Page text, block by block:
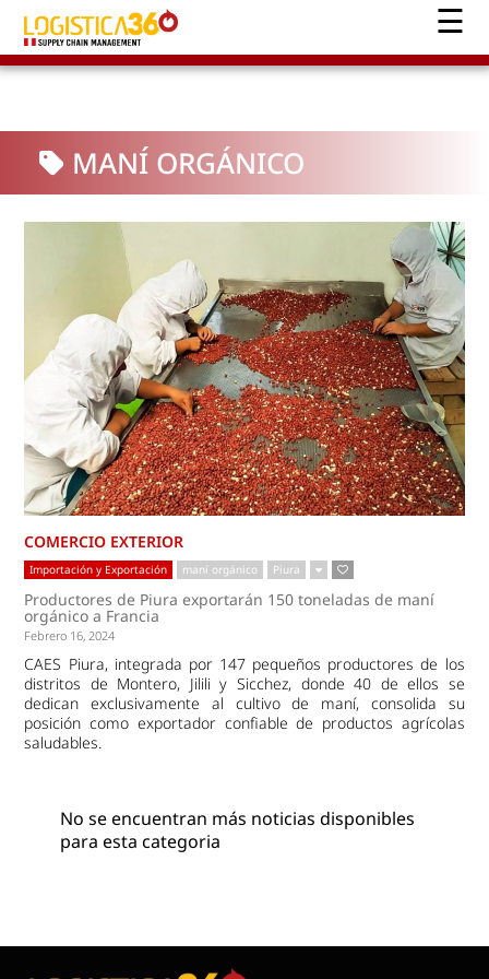
MANÍ ORGÁNICO
COMERCIO EXTERIOR
Importación y Exportación maní orgánico Piura
Productores de Piura exportarán 150 toneladas de maní
orgánico a Francia
Febrero 16, 2024
CAES Piura, integrada por 147 pequeños productores de los
distritos de Montero, Jilili y Sicchez, donde 40 de ellos se
dedican exclusivamente al cultivo de maní, consolida su
posición como exportador confiable de productos agrícolas
saludables.
No se encuentran más noticias disponibles
para esta categoria